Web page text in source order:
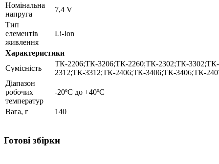
Номінальна
напруга
7,4 V
Тип
елементів
живлення
Li-Ion
Характеристики
Сумісність
ТК-2206;ТК-3206;ТК-2260;ТК-2302;ТК-
2312;ТК-3312;ТК-2406;ТК-3406;ТК-3406;ТК-
Діапазон
робочих
температур
-20ºC до +40ºC
Вага, г 140
Готові збірки